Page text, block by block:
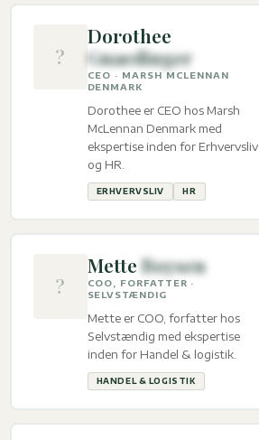
?
Dorothee
Gnaedinger
CEO · MARSH MCLENNAN
DENMARK
Dorothee er CEO hos Marsh
McLennan Denmark med
ekspertise inden for Erhvervsliv
og HR.
ERHVERVSLIV HR
?
MetteBoysen
COO, FORFATTER ·
SELVSTÆNDIG
Mette er COO, forfatter hos
Selvstændig med ekspertise
inden for Handel & logistik.
HANDEL & LOGISTIK